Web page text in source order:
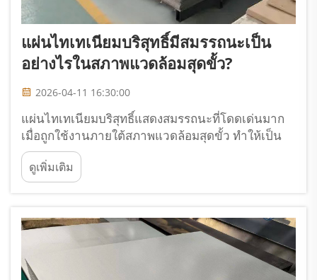
แผ่นไทเทเนียมบริสุทธิ์มีสมรรถนะเป็น
อย่างไรในสภาพแวดล้อมสุดขั้ว?
2026-04-11 16:30:00
แผ่นไทเทเนียมบริสุทธิ์แสดงสมรรถนะที่โดดเด่นมาก
เมื่อถูกใช้งานภายใต้สภาพแวดล้อมสุดขั้ว ทำให้เป็น
วัสดุที่ขาดไม่ได้ในหลายสาขา เช่น อวกาศ ทางทะเล
การแปรรูปสารเคมี และการใช้งานที่ต้องทนความร้อน
สูง คุณสมบัติพิเศษของวัสดุชนิดนี้...
ดูเพิ่มเติม